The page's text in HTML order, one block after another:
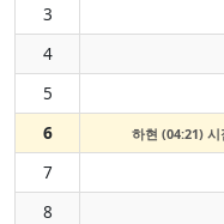
3
4
5
6
하현 (04:21) 시
7
8